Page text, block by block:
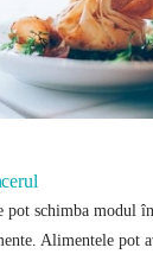
pot schimba modul
Alimentele pot